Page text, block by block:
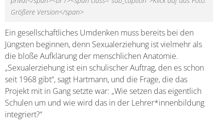
Größere Version</span>
Ein gesellschaftliches Umdenken muss bereits bei den
Jüngsten beginnen, denn Sexualerziehung ist vielmehr als
die bloße Aufklärung der menschlichen Anatomie.
„Sexualerziehung ist ein schulischer Auftrag, den es schon
seit 1968 gibt“, sagt Hartmann, und die Frage, die das
Projekt mit in Gang setzte war: „Wie setzen das eigentlich
Schulen um und wie wird das in der Lehrer*innenbildung
integriert?“